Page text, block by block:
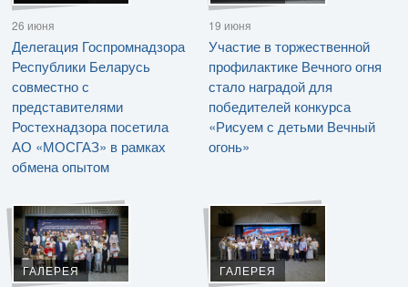
26 июня
Делегация Госпромнадзора
Республики Беларусь
совместно с
представителями
Ростехнадзора посетила
АО «МОСГАЗ» в рамках
обмена опытом
19 июня
Участие в торжественной
профилактике Вечного огня
стало наградой для
победителей конкурса
«Рисуем с детьми Вечный
огонь»
ГАЛЕРЕЯ ГАЛЕРЕЯ